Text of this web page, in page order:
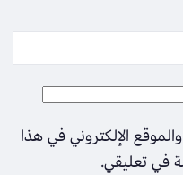
الإلكتروني في هذا
في تعليقي.